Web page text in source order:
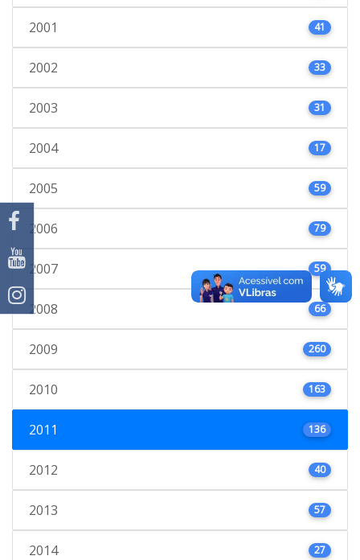
2001 41
2002 33
2003 31
2004 17
2005 59
2006 79
2007 59
2008 66
2009 260
2010 163
2011 136
2012 40
2013 57
2014 27